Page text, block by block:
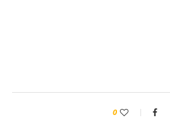
0